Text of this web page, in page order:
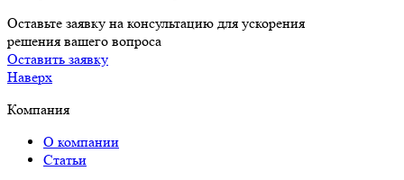
Оставьте заявку на консультацию для ускорения
решения вашего вопроса
Оставить заявку
Наверх
Компания
О компании
Статьи